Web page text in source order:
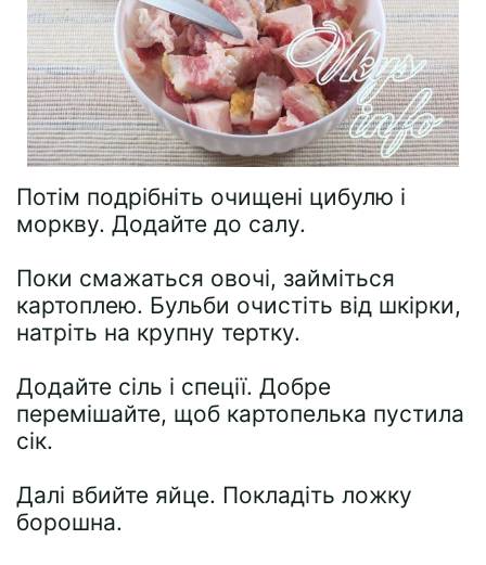
Потім подрібніть очищені цибулю і
моркву. Додайте до салу.
Поки смажаться овочі, займіться
картоплею. Бульби очистіть від шкірки,
натріть на крупну тертку.
Додайте сіль і спеції. Добре
перемішайте, щоб картопелька пустила
сік.
Далі вбийте яйце. Покладіть ложку
борошна.